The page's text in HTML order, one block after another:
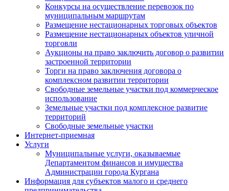
Конкурсы на осуществление перевозок по
муниципальным маршрутам
Размещение нестационарных торговых объектов
Размещение нестационарных объектов уличной
торговли
Аукционы на право заключить договор о развитии
застроенной территории
Торги на право заключения договора о
комплексном развитии территории
Свободные земельные участки под коммерческое
использование
Земельные участки под комплексное развитие
территорий
Свободные земельные участки
Интернет-приемная
Услуги
Муниципальные услуги, оказываемые
Департаментом финансов и имущества
Администрации города Кургана
Информация для субъектов малого и среднего